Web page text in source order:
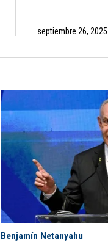
septiembre 26, 2025
Benjamín Netanyahu